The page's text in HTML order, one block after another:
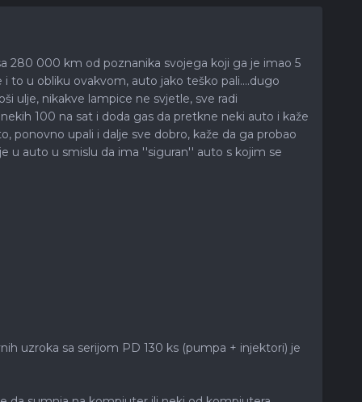
280 000 km od poznanika svojega koji ga je imao 5
to u obliku ovakvom, auto jako teško pali....dugo
ulje, nikakve lampice ne svjetle, sve radi
100 na sat i doda gas da pretkne neki auto i kaže
ponovno upali i dalje sve dobro, kaže da ga probao
u auto u smislu da ima ''siguran'' auto s kojim se
uzroka sa serijom PD 130 ks (pumpa + injektori) je